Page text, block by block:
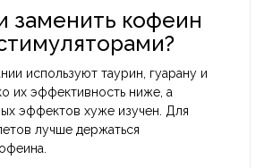
заменить кофеин
используют таурин, гуарану и
их эффективность ниже, а
эффектов хуже изучен. Для
лучше держаться